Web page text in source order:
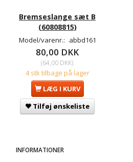
Bremseslange sæt B
(60808815)
Model/varenr.: abbd161
80,00 DKK
(64,00 DKK)
4 stk tilbage på lager
LÆG I KURV
Tilføj ønskeliste
INFORMATIONER